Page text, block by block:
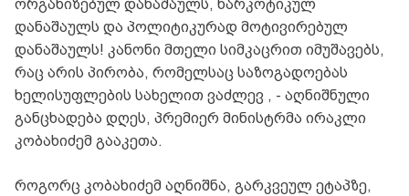
ორგანიზებულ დანაშაულს, ნარკოტიკულ
დანაშაულს და პოლიტიკურად მოტივირებულ
დანაშაულს! კანონი მთელი სიმკაცრით იმუშავებს,
რაც არის პირობა, რომელსაც საზოგადოებას
ხელისუფლების სახელით ვაძლევ , - აღნიშნული
განცხადება დღეს, პრემიერ მინისტრმა ირაკლი
კობახიძემ გააკეთა.
როგორც კობახიძემ აღნიშნა, გარკვეულ ეტაპზე,